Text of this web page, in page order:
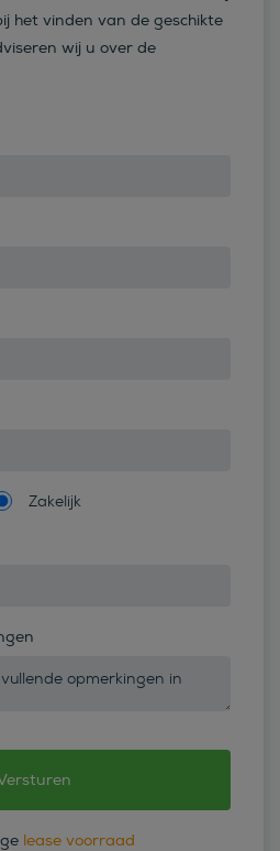
het vinden van de geschikte
wij u over de
Zakelijk
lease voorraad